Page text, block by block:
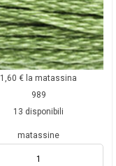
1,60€ la matassina
989
13 disponibili
matassine